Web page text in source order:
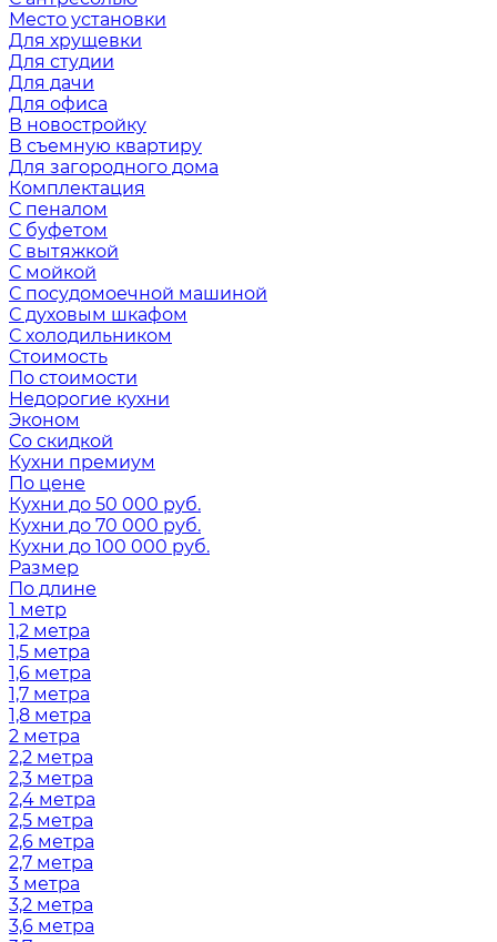
Место установки
Для хрущевки
Для студии
Для дачи
Для офиса
В новостройку
В съемную квартиру
Для загородного дома
Комплектация
С пеналом
С буфетом
С вытяжкой
С мойкой
С посудомоечной машиной
С духовым шкафом
С холодильником
Стоимость
По стоимости
Недорогие кухни
Эконом
Со скидкой
Кухни премиум
По цене
Кухни до 50 000 руб.
Кухни до 70 000 руб.
Кухни до 100 000 руб.
Размер
По длине
1 метр
1,2 метра
1,5 метра
1,6 метра
1,7 метра
1,8 метра
2 метра
2,2 метра
2,3 метра
2,4 метра
2,5 метра
2,6 метра
2,7 метра
3 метра
3,2 метра
3,6 метра